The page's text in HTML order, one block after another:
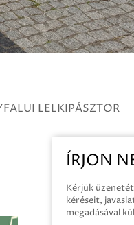
LELKIPÁSZTOR
ÍRJON
Kérjük
kéréseit,
megadásával